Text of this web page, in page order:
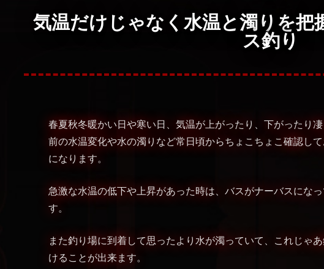
気温だけじゃなく水温と濁りを
ス釣り
春夏秋冬暖かい日や寒い日、気温が上がったり、下がったり
前の水温変化や水の濁りなど常日頃からちょこちょこ確認し
になります。
急激な水温の低下や上昇があった時は、バスがナーバスにな
す。
また釣り場に到着して思ったより水が濁っていて、これじゃ
けることが出来ます。